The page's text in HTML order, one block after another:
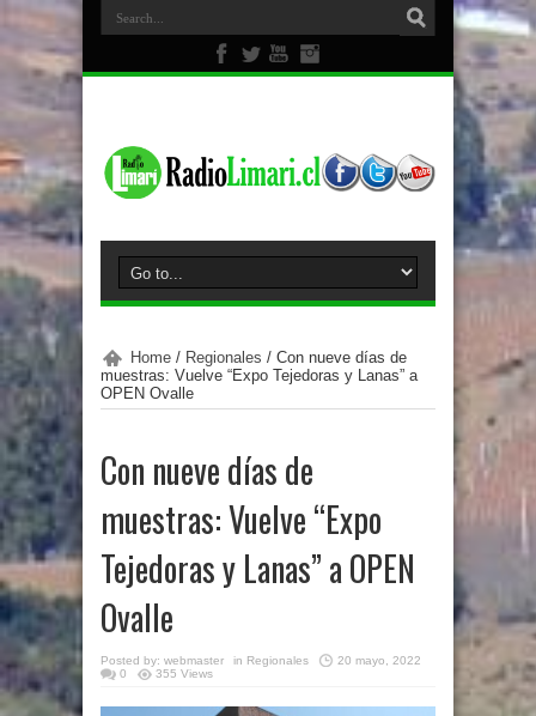
Home / Regionales / Con nueve días de
muestras: Vuelve “Expo Tejedoras y Lanas” a
OPEN Ovalle
Con nueve días de
muestras: Vuelve “Expo
Tejedoras y Lanas” a OPEN
Ovalle
Posted by: webmaster in Regionales
20 mayo, 2022
0
355 Views